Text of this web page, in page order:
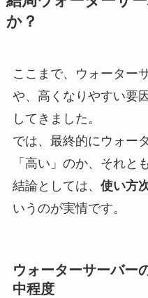
か？
ここまで、ウォーター
や、高くなりやすい要
してきました。
では、最終的にウォー
「高い」のか、それと
結論としては、 使い方
いうのが実情です。
ウォーターサーバー
中程度